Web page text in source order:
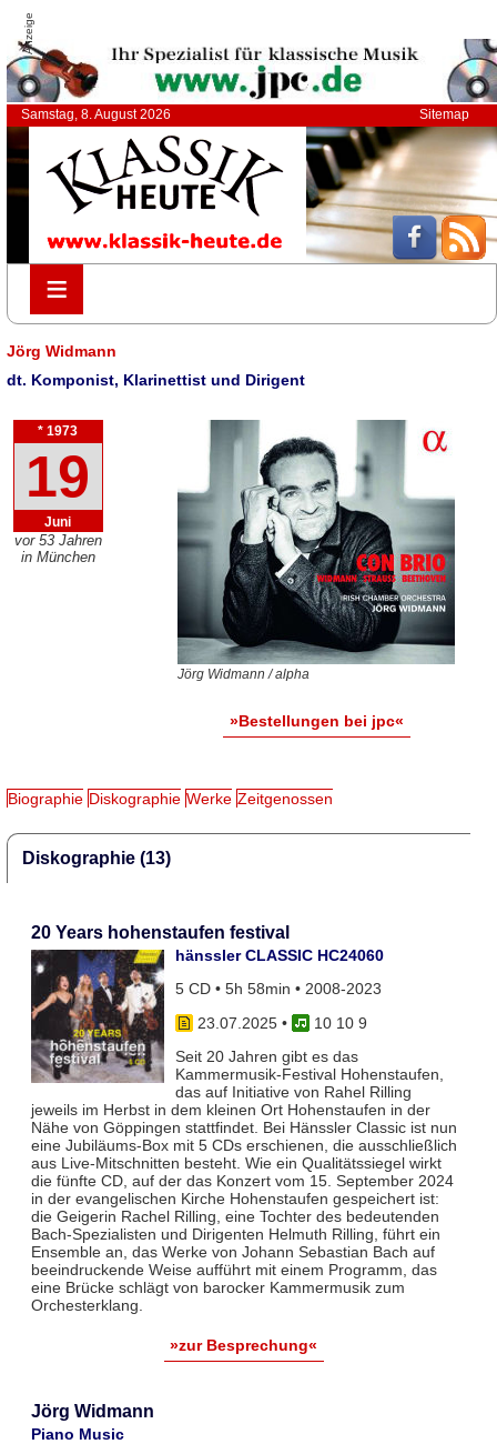
Anzeige
Samstag, 8. August 2026 Sitemap
≡
≡
Jörg Widmann
dt. Komponist, Klarinettist und Dirigent
* 1973
19
Juni
vor 53 Jahren
in München
Jörg Widmann / alpha
»Bestellungen bei jpc«
Biographie Diskographie Werke Zeitgenossen
Diskographie (13)
20 Years hohenstaufen festival
hänssler CLASSIC HC24060
5 CD • 5h 58min • 2008-2023
23.07.2025•
10 10 9
Seit 20 Jahren gibt es das
Kammermusik-Festival Hohenstaufen,
das auf Initiative von Rahel Rilling
jeweils im Herbst in dem kleinen Ort Hohenstaufen in der
Nähe von Göppingen stattfindet. Bei Hänssler Classic ist nun
eine Jubiläums-Box mit 5 CDs erschienen, die ausschließlich
aus Live-Mitschnitten besteht. Wie ein Qualitätssiegel wirkt
die fünfte CD, auf der das Konzert vom 15. September 2024
in der evangelischen Kirche Hohenstaufen gespeichert ist:
die Geigerin Rachel Rilling, eine Tochter des bedeutenden
Bach-Spezialisten und Dirigenten Helmuth Rilling, führt ein
Ensemble an, das Werke von Johann Sebastian Bach auf
beeindruckende Weise aufführt mit einem Programm, das
eine Brücke schlägt von barocker Kammermusik zum
Orchesterklang.
»zur Besprechung«
Jörg Widmann
Piano Music